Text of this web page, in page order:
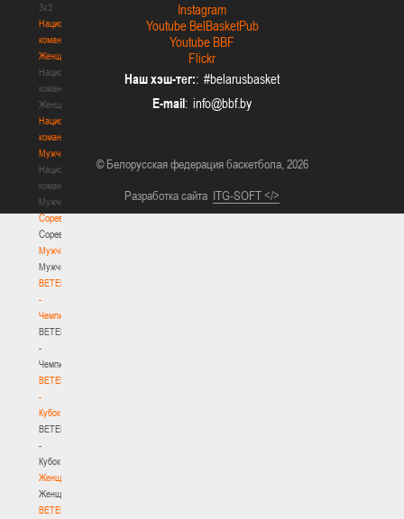
3х3
Национальная
команда.
Женщины
Национальная
команда.
Женщины
Национальная
команда.
Мужчины
Национальная
команда.
Мужчины
Соревнования
Соревнования
Мужчины
Мужчины
BETERA
-
Чемпионат
BETERA
-
Чемпионат
BETERA
-
Кубок
BETERA
-
Кубок
Женщины
Женщины
BETERA
Instagram
Youtube BelBasketPub
Youtube BBF
Flickr
Наш хэш-тег:: #belarusbasket
E-mail:
© Белорусская федерация баскетбола, 2026
Разработка сайта ITG-SOFT </>